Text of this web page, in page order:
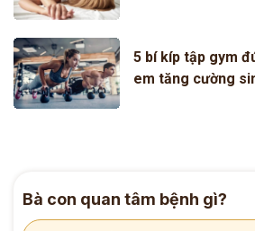
5 bí kíp tập gym
em tăng cường
Bà con quan tâm bệnh gì?